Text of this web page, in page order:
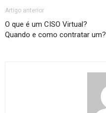
Artigo anterior
O que é um CISO Virtual?
Quando e como contratar um?